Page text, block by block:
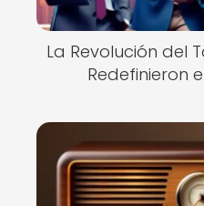
La Revolución del
Redefinieron